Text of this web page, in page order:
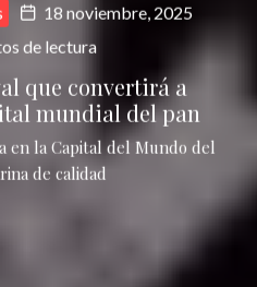
18 noviembre, 2025
de lectura
que convertirá a
mundial del pan
en la Capital del Mundo del
de calidad